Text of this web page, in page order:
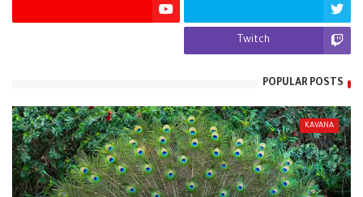
Twitch
POPULAR POSTS
KAVANA